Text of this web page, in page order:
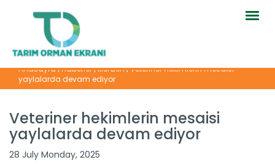
Anasayfa|Haberler|İllerden|Veteriner hekimlerin mesaisi
yaylalarda devam ediyor
Veteriner hekimlerin mesaisi
yaylalarda devam ediyor
28 July Monday, 2025